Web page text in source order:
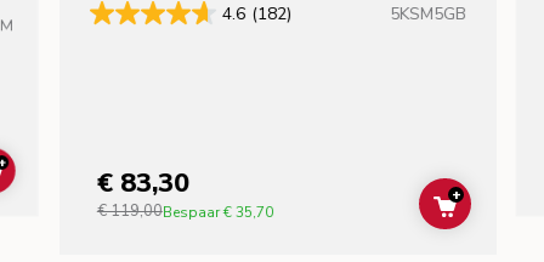
ADD TO CART
4.6 (182) 5KSM5GB
€ 83,30
€ 119,00Bespaar€ 35,70 ADD TO
+